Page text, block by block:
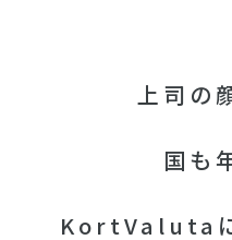
上司の
国も
KortValuta